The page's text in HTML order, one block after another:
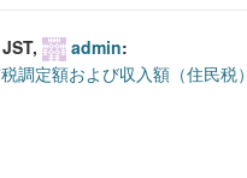
admin:
調定額および収入額（住民税）